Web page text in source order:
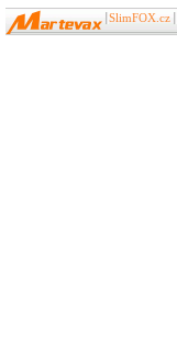
SlimFOX.cz